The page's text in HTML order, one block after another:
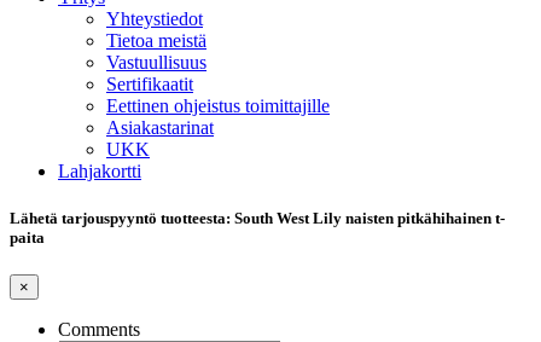
Yhteystiedot
Tietoa meistä
Vastuullisuus
Sertifikaatit
Eettinen ohjeistus toimittajille
Asiakastarinat
UKK
Lahjakortti
Lähetä tarjouspyyntö tuotteesta: South West Lily naisten pitkähihainen t-
paita
×
Comments